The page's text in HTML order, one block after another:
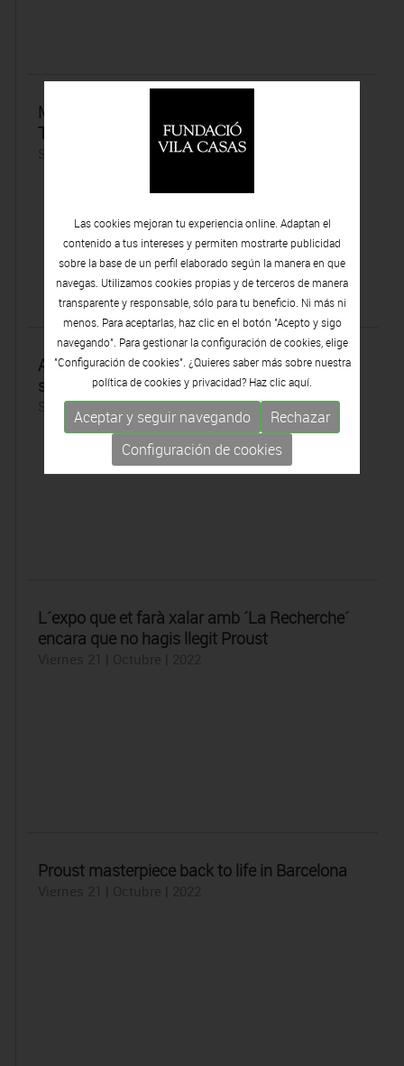
Marsans, el mundo literario de Proust y
Tusquets, protagonistas de Espais Volart
Sábado 22 | Octubre | 2022
Antoni Vila Casas: “L’esperit del mecenatge
s’ha perdut molt, i em dol”
Sábado 22 | Octubre | 2022
L´expo que et farà xalar amb ´La Recherche´
encara que no hagis llegit Proust
Proust masterpiece back to life in Barcelona
Las cookies mejoran tu experiencia online. Adaptan el
contenido a tus intereses y permiten mostrarte publicidad
sobre la base de un perfil elaborado según la manera en que
navegas. Utilizamos cookies propias y de terceros de manera
transparente y responsable, sólo para tu beneficio. Ni más ni
menos. Para aceptarlas, haz clic en el botón "Acepto y sigo
navegando". Para gestionar la configuración de cookies, elige
"Configuración de cookies". ¿Quieres saber más sobre nuestra
política de cookies y privacidad? Haz clicaquí.
Aceptar y seguir navegando
Rechazar
Configuración de cookies